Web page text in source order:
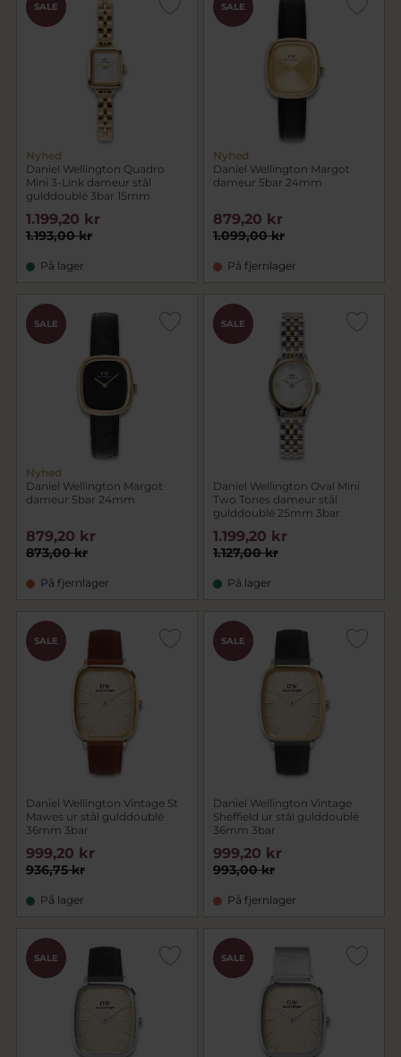
PRIS
SALE
Nyhed
Daniel Wellington Quadro
Mini 3-Link dameur stål
gulddoublé 3bar 15mm
1.193,00 kr
1.199,20 kr
På lager
SALE
Nyhed
Daniel Wellington Margot
dameur 5bar 24mm
1.099,00 kr
879,20 kr
På fjernlager
PRIS
SALE
Nyhed
Daniel Wellington Margot
dameur 5bar 24mm
873,00 kr
879,20 kr
På fjernlager
PRIS
SALE
Daniel Wellington Oval Mini
Two Tones dameur stål
gulddoublé 25mm 3bar
1.127,00 kr
1.199,20 kr
På lager
PRIS
SALE
Daniel Wellington Vintage St
Mawes ur stål gulddoublé
36mm 3bar
936,75 kr
999,20 kr
På lager
PRIS
SALE
Daniel Wellington Vintage
Sheffield ur stål gulddoublé
36mm 3bar
993,00 kr
999,20 kr
På fjernlager
PRIS
SALE
PRIS
SALE